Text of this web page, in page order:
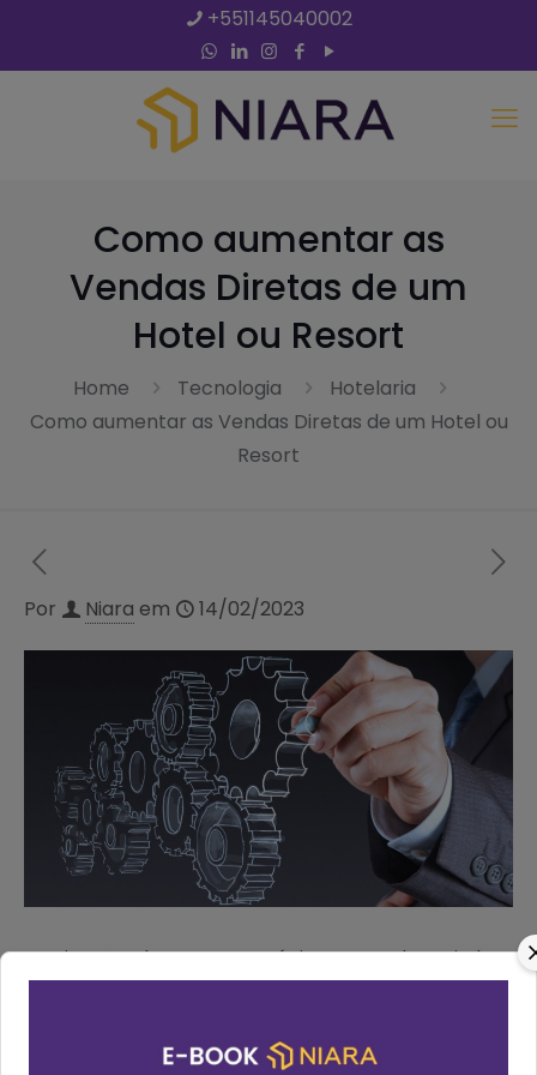
+551145040002
Como aumentar as
Vendas Diretas de um
Hotel ou Resort
Home Tecnologia
Hotelaria
Como aumentar as Vendas Diretas de um Hotel ou
Resort
Por Niara em 14/02/2023
Aqui estão algumas estratégias que podem ajudar